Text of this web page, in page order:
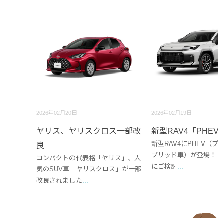
2026年02月20日
ヤリス、ヤリスクロス一部改
良
コンパクトの代表格「ヤリス」、人
気のSUV車「ヤリスクロス」が一部
改良されました...
2026年02月19日
新型RAV4「
新型RAV4にPHEV（
ブリッド車）が登場
にご検討...